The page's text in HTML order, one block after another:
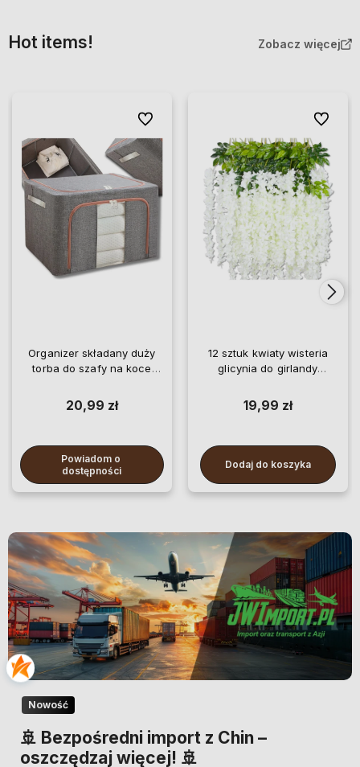
Hot items! Zobacz więcej
Organizer składany duży
torba do szafy na koce
20,99 zł
Powiadom o
dostępności
Do ulubionych
12 sztuk kwiaty wisteria
glicynia do girlandy
19,99 zł
Dodaj do koszyka
Do
Nowość
🚢 Bezpośredni import z Chin –
oszczędzaj więcej! 🚢